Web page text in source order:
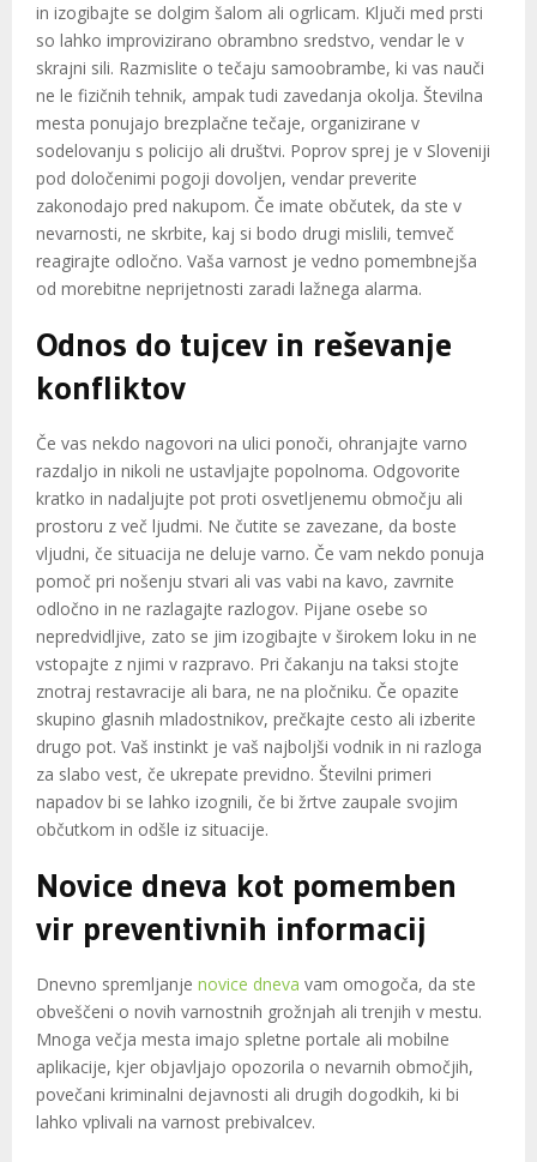
in izogibajte se dolgim šalom ali ogrlicam. Ključi med prsti
so lahko improvizirano obrambno sredstvo, vendar le v
skrajni sili. Razmislite o tečaju samoobrambe, ki vas nauči
ne le fizičnih tehnik, ampak tudi zavedanja okolja. Številna
mesta ponujajo brezplačne tečaje, organizirane v
sodelovanju s policijo ali društvi. Poprov sprej je v Sloveniji
pod določenimi pogoji dovoljen, vendar preverite
zakonodajo pred nakupom. Če imate občutek, da ste v
nevarnosti, ne skrbite, kaj si bodo drugi mislili, temveč
reagirajte odločno. Vaša varnost je vedno pomembnejša
od morebitne neprijetnosti zaradi lažnega alarma.
Odnos do tujcev in reševanje
konfliktov
Če vas nekdo nagovori na ulici ponoči, ohranjajte varno
razdaljo in nikoli ne ustavljajte popolnoma. Odgovorite
kratko in nadaljujte pot proti osvetljenemu območju ali
prostoru z več ljudmi. Ne čutite se zavezane, da boste
vljudni, če situacija ne deluje varno. Če vam nekdo ponuja
pomoč pri nošenju stvari ali vas vabi na kavo, zavrnite
odločno in ne razlagajte razlogov. Pijane osebe so
nepredvidljive, zato se jim izogibajte v širokem loku in ne
vstopajte z njimi v razpravo. Pri čakanju na taksi stojte
znotraj restavracije ali bara, ne na pločniku. Če opazite
skupino glasnih mladostnikov, prečkajte cesto ali izberite
drugo pot. Vaš instinkt je vaš najboljši vodnik in ni razloga
za slabo vest, če ukrepate previdno. Številni primeri
napadov bi se lahko izognili, če bi žrtve zaupale svojim
občutkom in odšle iz situacije.
Novice dneva kot pomemben
vir preventivnih informacij
Dnevno spremljanje novice dneva vam omogoča, da ste
obveščeni o novih varnostnih grožnjah ali trenjih v mestu.
Mnoga večja mesta imajo spletne portale ali mobilne
aplikacije, kjer objavljajo opozorila o nevarnih območjih,
povečani kriminalni dejavnosti ali drugih dogodkih, ki bi
lahko vplivali na varnost prebivalcev.